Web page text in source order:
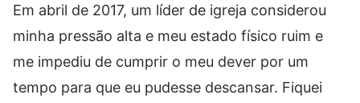
Em abril de 2017, um líder de igreja considerou
minha pressão alta e meu estado físico ruim e
me impediu de cumprir o meu dever por um
tempo para que eu pudesse descansar. Fiquei